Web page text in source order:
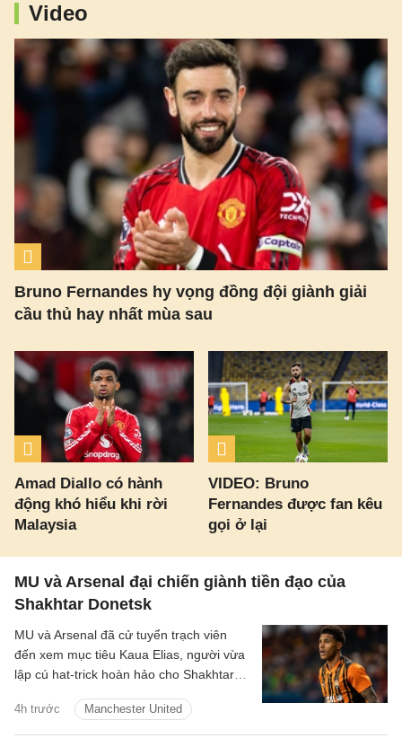
Video
Bruno Fernandes hy vọng đồng đội giành giải
cầu thủ hay nhất mùa sau
Amad Diallo có hành
động khó hiểu khi rời
Malaysia
VIDEO: Bruno
Fernandes được fan kêu
gọi ở lại
MU và Arsenal đại chiến giành tiền đạo của
Shakhtar Donetsk
4h trước Manchester United
MU và Arsenal đã cử tuyển trạch viên
đến xem mục tiêu Kaua Elias, người vừa
lập cú hat-trick hoàn hảo cho Shakhtar